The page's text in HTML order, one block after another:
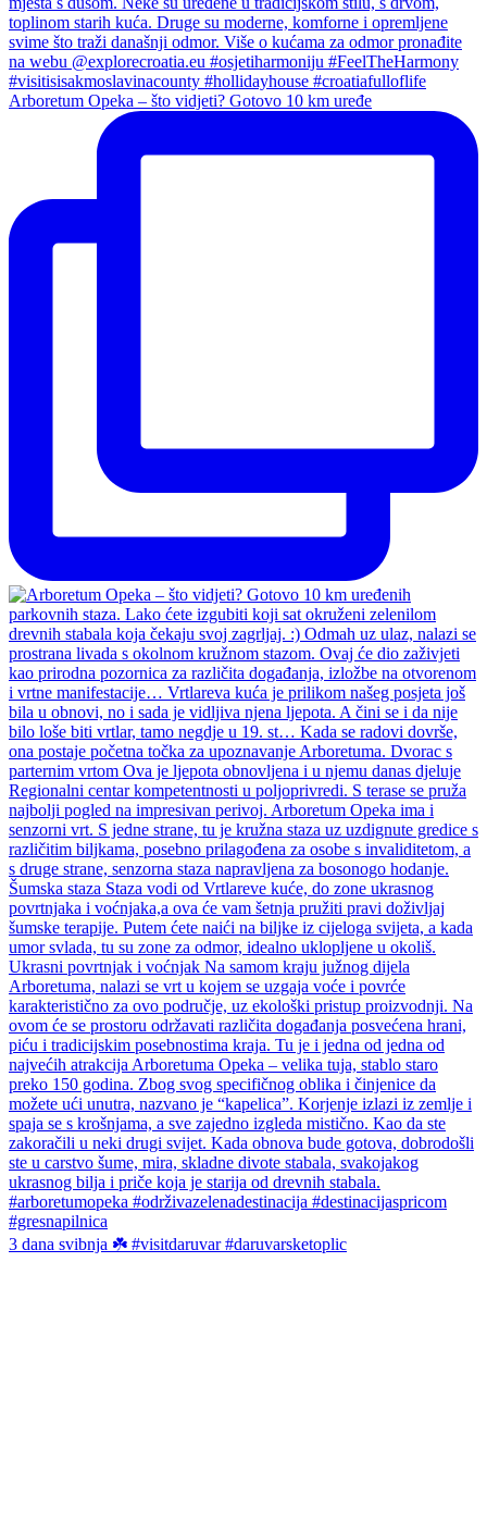
Arboretum Opeka – što vidjeti? Gotovo 10 km uređe
3 dana svibnja ☘️ #visitdaruvar #daruvarsketoplic